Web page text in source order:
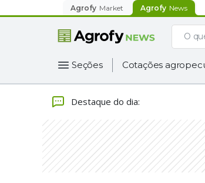
Agrofy Market Agrofy News
Seções Cotações
Destaque do dia: